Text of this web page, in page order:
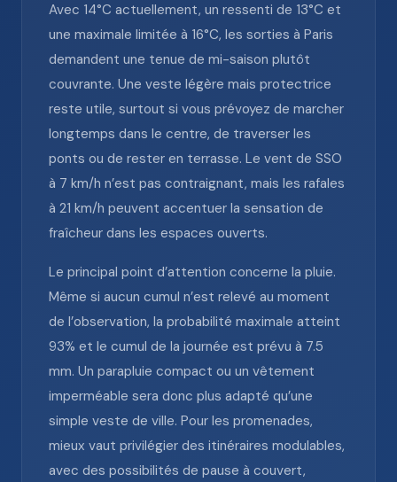
Avec 14°C actuellement, un ressenti de 13°C et
une maximale limitée à 16°C, les sorties à Paris
demandent une tenue de mi-saison plutôt
couvrante. Une veste légère mais protectrice
reste utile, surtout si vous prévoyez de marcher
longtemps dans le centre, de traverser les
ponts ou de rester en terrasse. Le vent de SSO
à 7 km/h n’est pas contraignant, mais les rafales
à 21 km/h peuvent accentuer la sensation de
fraîcheur dans les espaces ouverts.
Le principal point d’attention concerne la pluie.
Même si aucun cumul n’est relevé au moment
de l’observation, la probabilité maximale atteint
93% et le cumul de la journée est prévu à 7.5
mm. Un parapluie compact ou un vêtement
imperméable sera donc plus adapté qu’une
simple veste de ville. Pour les promenades,
mieux vaut privilégier des itinéraires modulables,
avec des possibilités de pause à couvert,